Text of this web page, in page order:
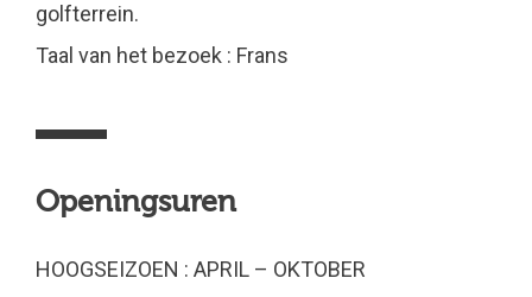
golfterrein.
Taal van het bezoek : Frans
Openingsuren
HOOGSEIZOEN : APRIL – OKTOBER